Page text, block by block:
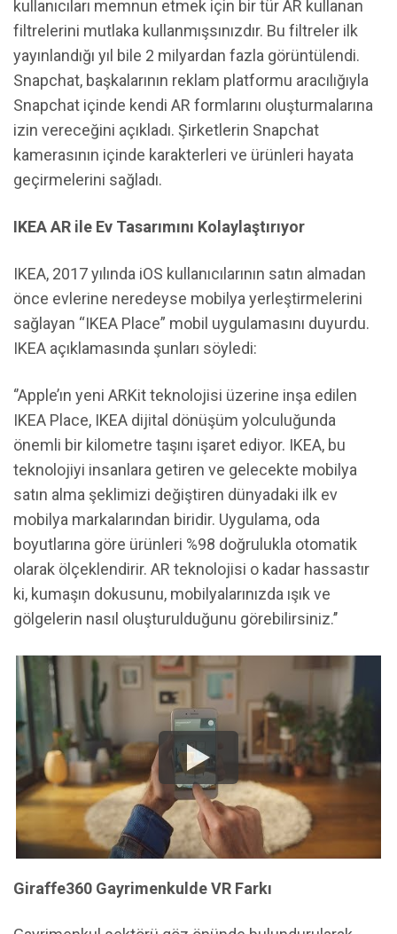
kullanıcıları memnun etmek için bir tür AR kullanan
filtrelerini mutlaka kullanmışsınızdır. Bu filtreler ilk
yayınlandığı yıl bile 2 milyardan fazla görüntülendi.
Snapchat, başkalarının reklam platformu aracılığıyla
Snapchat içinde kendi AR formlarını oluşturmalarına
izin vereceğini açıkladı. Şirketlerin Snapchat
kamerasının içinde karakterleri ve ürünleri hayata
geçirmelerini sağladı.
IKEA AR ile Ev Tasarımını Kolaylaştırıyor
IKEA, 2017 yılında iOS kullanıcılarının satın almadan
önce evlerine neredeyse mobilya yerleştirmelerini
sağlayan “IKEA Place” mobil uygulamasını duyurdu.
IKEA açıklamasında şunları söyledi:
‘’Apple’ın yeni ARKit teknolojisi üzerine inşa edilen
IKEA Place, IKEA dijital dönüşüm yolculuğunda
önemli bir kilometre taşını işaret ediyor. IKEA, bu
teknolojiyi insanlara getiren ve gelecekte mobilya
satın alma şeklimizi değiştiren dünyadaki ilk ev
mobilya markalarından biridir. Uygulama, oda
boyutlarına göre ürünleri %98 doğrulukla otomatik
olarak ölçeklendirir. AR teknolojisi o kadar hassastır
ki, kumaşın dokusunu, mobilyalarınızda ışık ve
gölgelerin nasıl oluşturulduğunu görebilirsiniz.’’
Giraffe360 Gayrimenkulde VR Farkı